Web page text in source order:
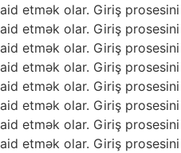
aid etmək olar. Giriş
aid etmək olar. Giriş
aid etmək olar. Giriş
aid etmək olar. Giriş
aid etmək olar. Giriş
aid etmək olar. Giriş
aid etmək olar. Giriş
aid etmək olar. Giriş